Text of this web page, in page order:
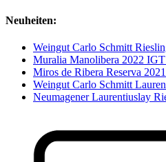
Neuheiten:
Weingut Carlo Schmitt
Muralia Manolibera 2022 IGT
Miros de Ribera Reserva
Weingut Carlo Schmitt
Neumagener Laurentiuslay